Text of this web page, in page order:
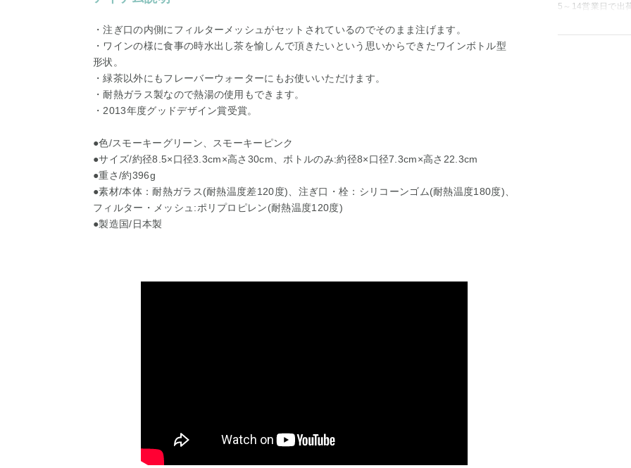
・注ぎ口の内側にフィルターメッシュがセットされているのでそのまま注げます。
・ワインの様に食事の時水出し茶を愉しんで頂きたいという思いからできたワインボトル型
形状。
・緑茶以外にもフレーバーウォーターにもお使いいただけます。
・耐熱ガラス製なので熱湯の使用もできます。
・2013年度グッドデザイン賞受賞。
●色/スモーキーグリーン、スモーキーピンク
●サイズ/約径8.5×口径3.3cm×高さ30cm、ボトルのみ:約径8×口径7.3cm×高さ22.3cm
●重さ/約396g
●素材/本体：耐熱ガラス(耐熱温度差120度)、注ぎ口・栓：シリコーンゴム(耐熱温度180度)、
フィルター・メッシュ:ポリプロピレン(耐熱温度120度)
●製造国/日本製
5～14営業日で出